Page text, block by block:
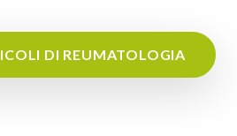
DI REUMATOLOGIA